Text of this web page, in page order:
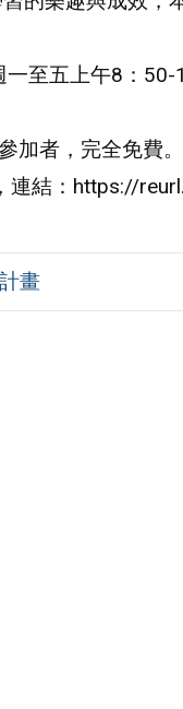
至五上午8：
加者，完全免費。
結：https://
畫